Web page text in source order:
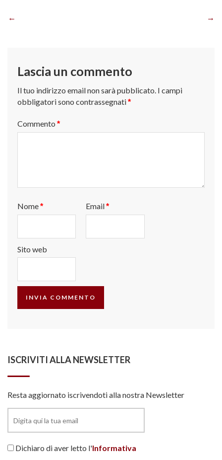
Navigazione
Lascia un commento
Il tuo indirizzo email non sarà pubblicato. I campi
obbligatori sono contrassegnati*
Commento *
Nome* Email*
Sito web
ISCRIVITI ALLA NEWSLETTER
Resta aggiornato iscrivendoti alla nostra Newsletter
Dichiaro di aver letto l'Informativa